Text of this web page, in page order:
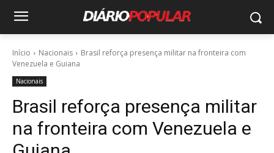
Início Nacionais
Brasil reforça presença militar na fronteira com
Venezuela e Guiana
Nacionais
Brasil reforça presença militar
na fronteira com Venezuela e